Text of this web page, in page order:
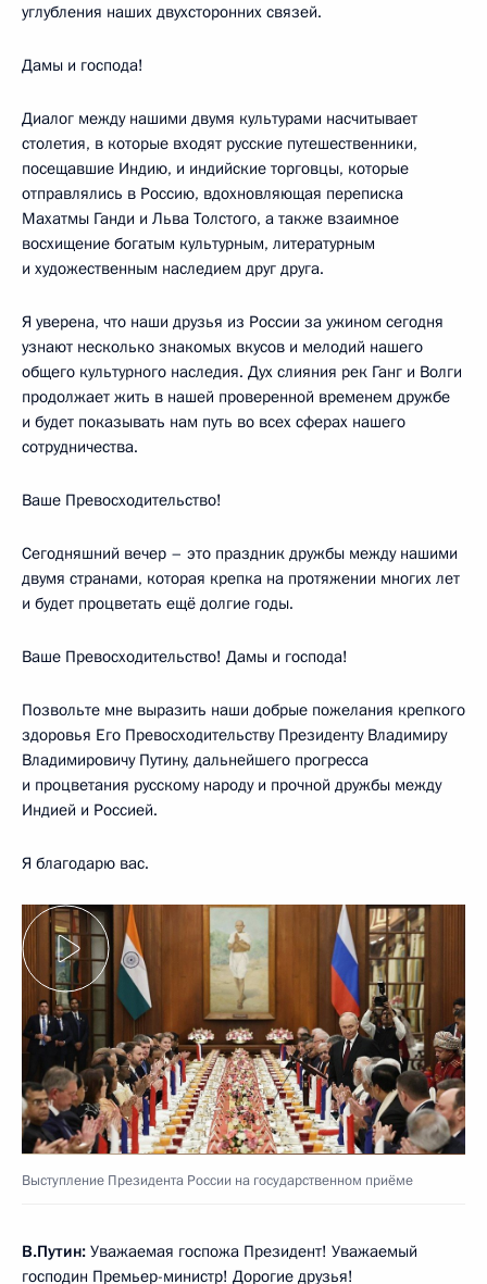
углубления наших двухсторонних связей.
Дамы и господа!
Диалог между нашими двумя культурами насчитывает
столетия, в которые входят русские путешественники,
посещавшие Индию, и индийские торговцы, которые
отправлялись в Россию, вдохновляющая переписка
Махатмы Ганди и Льва Толстого, а также взаимное
восхищение богатым культурным, литературным
и художественным наследием друг друга.
Я уверена, что наши друзья из России за ужином сегодня
узнают несколько знакомых вкусов и мелодий нашего
общего культурного наследия. Дух слияния рек Ганг и Волги
продолжает жить в нашей проверенной временем дружбе
и будет показывать нам путь во всех сферах нашего
сотрудничества.
Ваше Превосходительство!
Сегодняшний вечер – это праздник дружбы между нашими
двумя странами, которая крепка на протяжении многих лет
и будет процветать ещё долгие годы.
Ваше Превосходительство! Дамы и господа!
Позвольте мне выразить наши добрые пожелания крепкого
здоровья Его Превосходительству Президенту Владимиру
Владимировичу Путину, дальнейшего прогресса
и процветания русскому народу и прочной дружбы между
Индией и Россией.
Я благодарю вас.
Выступление Президента России на государственном приёме
В.Путин: Уважаемая госпожа Президент! Уважаемый
господин Премьер-министр! Дорогие друзья!